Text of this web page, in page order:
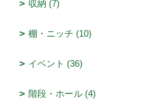
収納 (7)
棚・ニッチ (10)
イベント (36)
階段・ホール (4)